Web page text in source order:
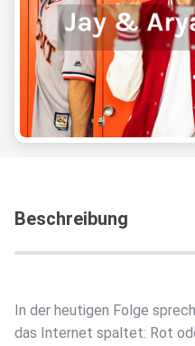
Beschreibung
In der heutigen Folge
das Internet spaltet: Rot